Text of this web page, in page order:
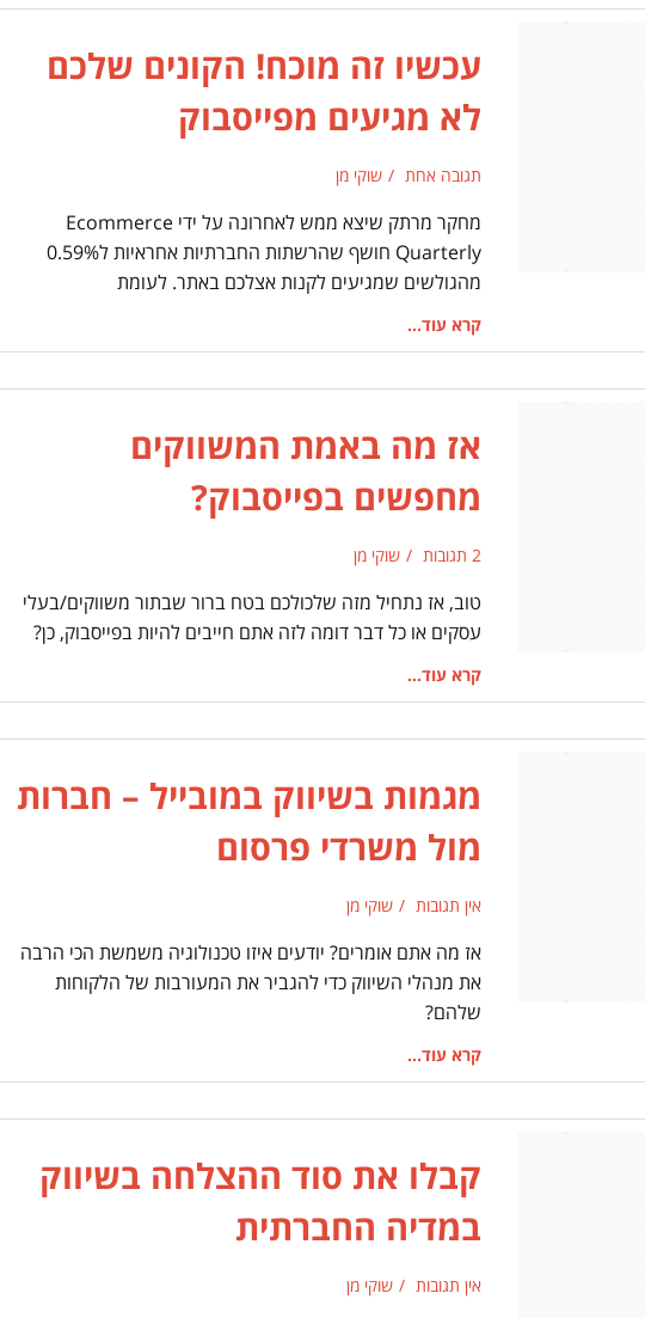
עכשיו זה מוכח! הקונים שלכם
לא מגיעים מפייסבוק
תגובה אחת שוקי מן
מחקר מרתק שיצא ממש לאחרונה על ידי Ecommerce
Quarterly חושף שהרשתות החברתיות אחראיות ל0.59%
מהגולשים שמגיעים לקנות אצלכם באתר. לעומת
קרא עוד...
אז מה באמת המשווקים
מחפשים בפייסבוק?
2 תגובות שוקי מן
טוב, אז נתחיל מזה שלכולכם בטח ברור שבתור משווקים/בעלי
עסקים או כל דבר דומה לזה אתם חייבים להיות בפייסבוק, כן?
קרא עוד...
מגמות בשיווק במובייל – חברות
מול משרדי פרסום
אין תגובות שוקי מן
אז מה אתם אומרים? יודעים איזו טכנולוגיה משמשת הכי הרבה
את מנהלי השיווק כדי להגביר את המעורבות של הלקוחות
שלהם?
קרא עוד...
קבלו את סוד ההצלחה בשיווק
במדיה החברתית
אין תגובות שוקי מן